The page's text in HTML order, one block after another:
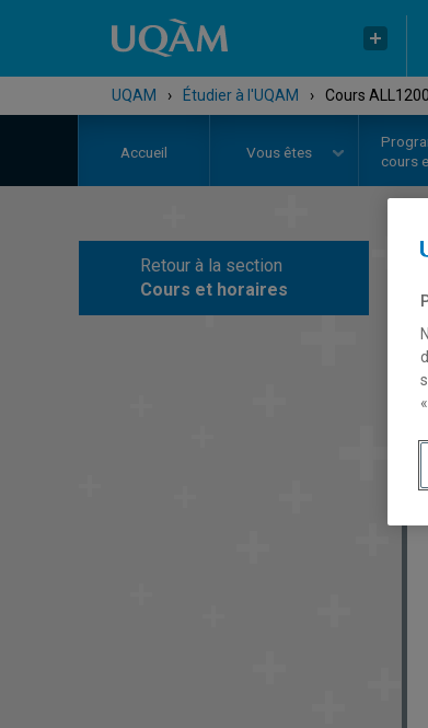
UQAM › Étudier à l'UQAM › Cours
Accueil Vous êtes
cours
Retour à la section
Cours et horaires